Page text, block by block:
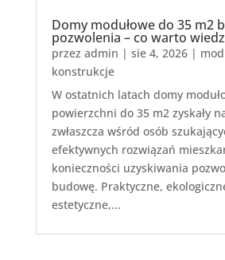
Domy modułowe do 35 m2
pozwolenia – co warto
przez admin | sie 4, 2026|
konstrukcje
W ostatnich latach domy
powierzchni do 35 m2 zyskały
zwłaszcza wśród osób
efektywnych rozwiązań
konieczności uzyskiwania
budowę. Praktyczne,
estetyczne,...